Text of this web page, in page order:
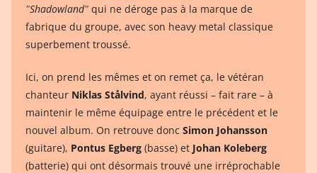
ʺShadowlandʺ qui ne déroge pas à la marque de
fabrique du groupe, avec son heavy metal classique
superbement troussé.
Ici, on prend les mêmes et on remet ça, le vétéran
chanteur Niklas Stålvind, ayant réussi – fait rare – à
maintenir le même équipage entre le précédent et le
nouvel album. On retrouve donc Simon Johansson
(guitare), Pontus Egberg (basse) et Johan Koleberg
(batterie) qui ont désormais trouvé une irréprochable